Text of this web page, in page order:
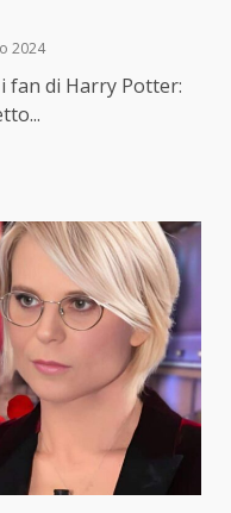
2024
fan di Harry Potter: